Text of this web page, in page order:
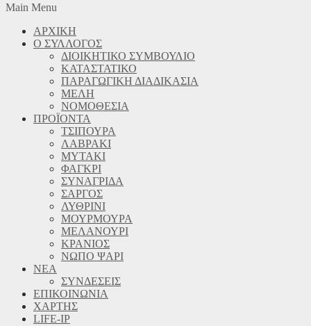
Main Menu
ΑΡΧΙΚΗ
Ο ΣΥΛΛΟΓΟΣ
ΔΙΟΙΚΗΤΙΚΟ ΣΥΜΒΟΥΛΙΟ
ΚΑΤΑΣΤΑΤΙΚΟ
ΠΑΡΑΓΩΓΙΚΗ ΔΙΑΔΙΚΑΣΙΑ
ΜΕΛΗ
ΝΟΜΟΘΕΣΙΑ
ΠΡΟΪΟΝΤΑ
ΤΣΙΠΟΥΡΑ
ΛΑΒΡΑΚΙ
ΜΥΤΑΚΙ
ΦΑΓΚΡΙ
ΣΥΝΑΓΡΙΔΑ
ΣΑΡΓΟΣ
ΛΥΘΡΙΝΙ
ΜΟΥΡΜΟΥΡΑ
ΜΕΛΑΝΟΥΡΙ
ΚΡΑΝΙΟΣ
ΝΩΠΟ ΨΑΡΙ
ΝΕΑ
ΣΥΝΔΕΣΕΙΣ
ΕΠΙΚΟΙΝΩΝΙΑ
ΧΑΡΤΗΣ
LIFE-IP